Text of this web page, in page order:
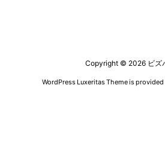
Copyright © 2026 ビズ
WordPress Luxeritas Theme is provided